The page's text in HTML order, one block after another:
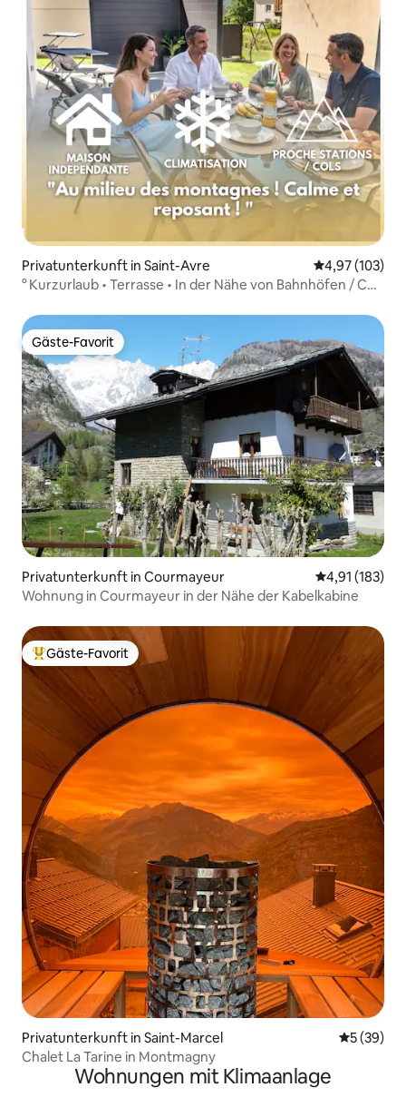
Privatunterkunft in Saint-Avre
4,97 (103)
° Kurzurlaub • Terrasse • In der Nähe von Bahnhöfen / Cols
Gäste-Favorit
Gäste-Favorit
Privatunterkunft in Courmayeur
4,91 (183)
Wohnung in Courmayeur in der Nähe der Kabelkabine
Beliebter Gäste-Favorit.
Gäste-Favorit
Privatunterkunft in Saint-Marcel
5 (39)
Chalet La Tarine in Montmagny
Wohnungen mit Klimaanlage